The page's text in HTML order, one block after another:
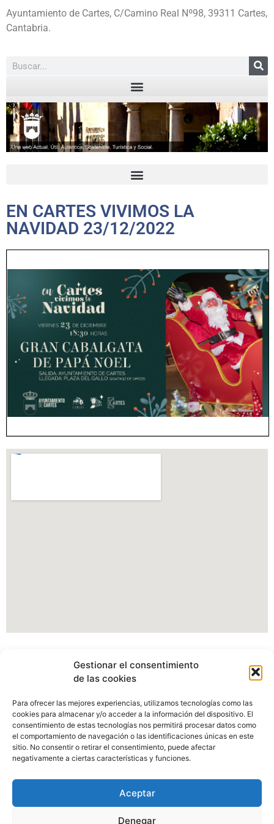
Gestionar el consentimiento
de las cookies
Para ofrecer las mejores experiencias, utilizamos tecnologías como las
cookies para almacenar y/o acceder a la información del dispositivo. El
consentimiento de estas tecnologías nos permitirá procesar datos como
el comportamiento de navegación o las identificaciones únicas en este
sitio. No consentir o retirar el consentimiento, puede afectar
negativamente a ciertas características y funciones.
Aceptar
Denegar
Ayuntamiento de Cartes, C/Camino Real Nº98, 39311 Cartes,
Cantabria.
EN CARTES VIVIMOS LA
NAVIDAD 23/12/2022
pudiendo verse afectados algunos apartados, imagenes o
enlaces.
Disculpen las molestias.